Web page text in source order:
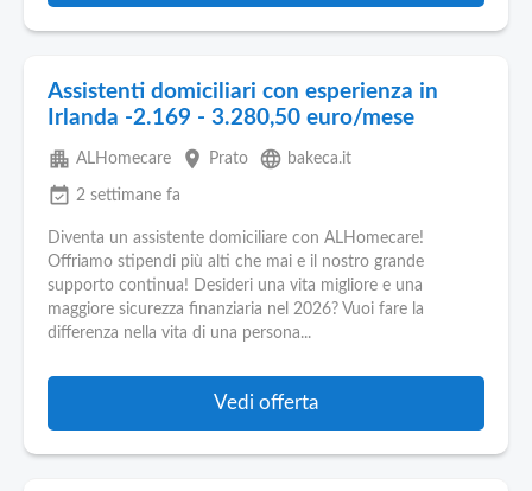
Assistenti domiciliari con esperienza in
Irlanda -2.169 - 3.280,50 euro/mese
apartment ALHomecare place Prato language bakeca.it
event_available 2 settimane fa
Diventa un assistente domiciliare con ALHomecare!
Offriamo stipendi più alti che mai e il nostro grande
supporto continua! Desideri una vita migliore e una
maggiore sicurezza finanziaria nel 2026? Vuoi fare la
differenza nella vita di una persona...
Vedi offerta